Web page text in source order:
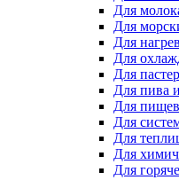
Для
Для
Для
Для
Для
Для пива
Для
Для
Для
Для
Для